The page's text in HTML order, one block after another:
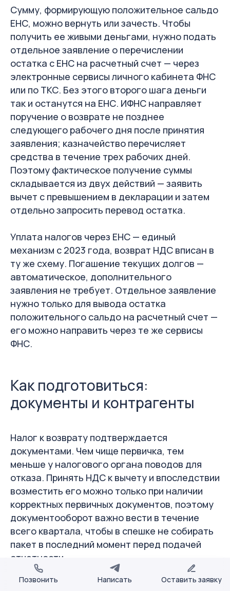
Сумму, формирующую положительное сальдо
ЕНС, можно вернуть или зачесть. Чтобы
получить ее живыми деньгами, нужно подать
отдельное заявление о перечислении
остатка с ЕНС на расчетный счет — через
электронные сервисы личного кабинета ФНС
или по ТКС. Без этого второго шага деньги
так и останутся на ЕНС. ИФНС направляет
поручение о возврате не позднее
следующего рабочего дня после принятия
заявления; казначейство перечисляет
средства в течение трех рабочих дней.
Поэтому фактическое получение суммы
складывается из двух действий — заявить
вычет с превышением в декларации и затем
отдельно запросить перевод остатка.
Уплата налогов через ЕНС — единый
механизм с 2023 года, возврат НДС вписан в
ту же схему. Погашение текущих долгов —
автоматическое, дополнительного
заявления не требует. Отдельное заявление
нужно только для вывода остатка
положительного сальдо на расчетный счет —
его можно направить через те же сервисы
ФНС.
Как подготовиться:
документы и контрагенты
Налог к возврату подтверждается
документами. Чем чище первичка, тем
меньше у налогового органа поводов для
отказа. Принять НДС к вычету и впоследствии
возместить его можно только при наличии
корректных первичных документов, поэтому
документооборот важно вести в течение
всего квартала, чтобы в спешке не собирать
пакет в последний момент перед подачей
отчетности.
На что смотреть в первую очередь.
Позвонить Написать Оставить заявку